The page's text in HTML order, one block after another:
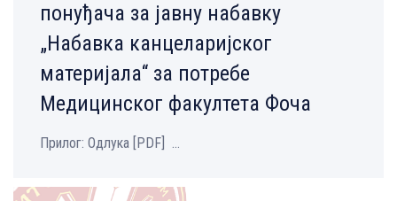
понуђача за јавну набавку
„Набавка канцеларијског
материјала“ за потребе
Медицинског факултета Фоча
Прилог: Одлука [PDF] ...